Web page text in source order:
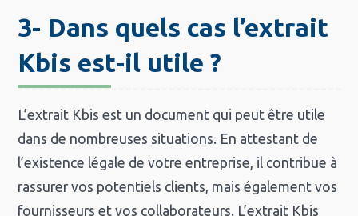
3- Dans quels cas l’extrait
Kbis est-il utile ?
L’extrait Kbis est un document qui peut être utile
dans de nombreuses situations. En attestant de
l’existence légale de votre entreprise, il contribue à
rassurer vos potentiels clients, mais également vos
fournisseurs et vos collaborateurs. L’extrait Kbis